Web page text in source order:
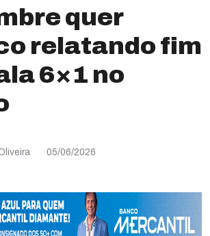
quer
relatando fim
6×1 no
05/06/2026